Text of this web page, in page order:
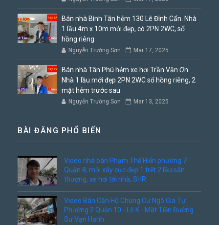
Bán nhà Bình Tân hẻm 130 Lê Đình Cẩn. Nhà
1 lầu 4m x 10m mới đẹp, có 2PN 2WC, sổ
hồng riêng
Nguyễn Trường Sơn Mar 17, 2025
Bán nhà Tân Phú hẻm xe hơi Trần Văn Ơn.
Nhà 1 lầu mới đẹp 2PN 2WC sổ hồng riêng, 2
mặt hẻm trước sau
Nguyễn Trường Sơn Mar 13, 2025
BÀI ĐĂNG PHỔ BIẾN
Video nhà bán Phạm Thế Hiển phường 7
Quận 8, mới xây cực đẹp 1 trệt 2 lầu sân
thượng, xe hơi tới nhà, SHR
Video Bán Căn Hộ Chung Cư Ngô Gia Tự
Phường 2 Quận 10 - Lô K - Mặt Tiền Đường
Sư Vạn Hạnh